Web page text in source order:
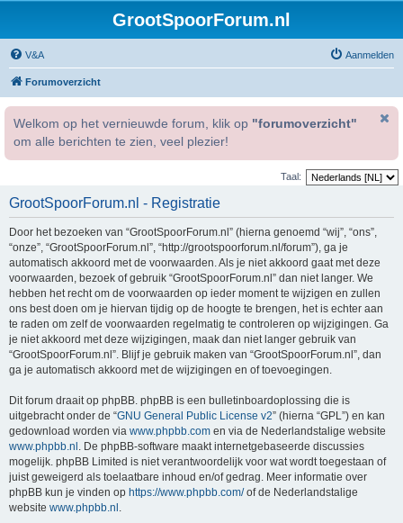
GrootSpoorForum.nl
V&A Aanmelden
Forumoverzicht
Welkom op het vernieuwde forum, klik op "forumoverzicht"
om alle berichten te zien, veel plezier!
Taal:
GrootSpoorForum.nl - Registratie
Door het bezoeken van “GrootSpoorForum.nl” (hierna genoemd “wij”, “ons”,
“onze”, “GrootSpoorForum.nl”, “http://grootspoorforum.nl/forum”), ga je
automatisch akkoord met de voorwaarden. Als je niet akkoord gaat met deze
voorwaarden, bezoek of gebruik “GrootSpoorForum.nl” dan niet langer. We
hebben het recht om de voorwaarden op ieder moment te wijzigen en zullen
ons best doen om je hiervan tijdig op de hoogte te brengen, het is echter aan
te raden om zelf de voorwaarden regelmatig te controleren op wijzigingen. Ga
je niet akkoord met deze wijzigingen, maak dan niet langer gebruik van
“GrootSpoorForum.nl”. Blijf je gebruik maken van “GrootSpoorForum.nl”, dan
ga je automatisch akkoord met de wijzigingen en of toevoegingen.
Dit forum draait op phpBB. phpBB is een bulletinboardoplossing die is
uitgebracht onder de “GNU General Public License v2” (hierna “GPL”) en kan
gedownload worden via www.phpbb.com en via de Nederlandstalige website
www.phpbb.nl . De phpBB-software maakt internetgebaseerde discussies
mogelijk. phpBB Limited is niet verantwoordelijk voor wat wordt toegestaan of
juist geweigerd als toelaatbare inhoud en/of gedrag. Meer informatie over
phpBB kun je vinden op https://www.phpbb.com/of de Nederlandstalige
website www.phpbb.nl .